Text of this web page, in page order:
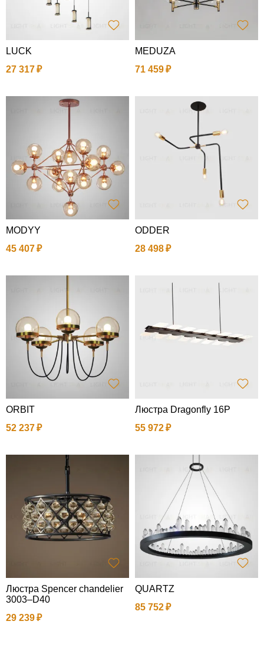
LUCK
27 317
MEDUZA
71 459
MODYY
45 407
ODDER
28 498
ORBIT
52 237
Люстра Dragonfly 16P
55 972
Люстра Spencer chandelier
3003–D40
29 239
QUARTZ
85 752